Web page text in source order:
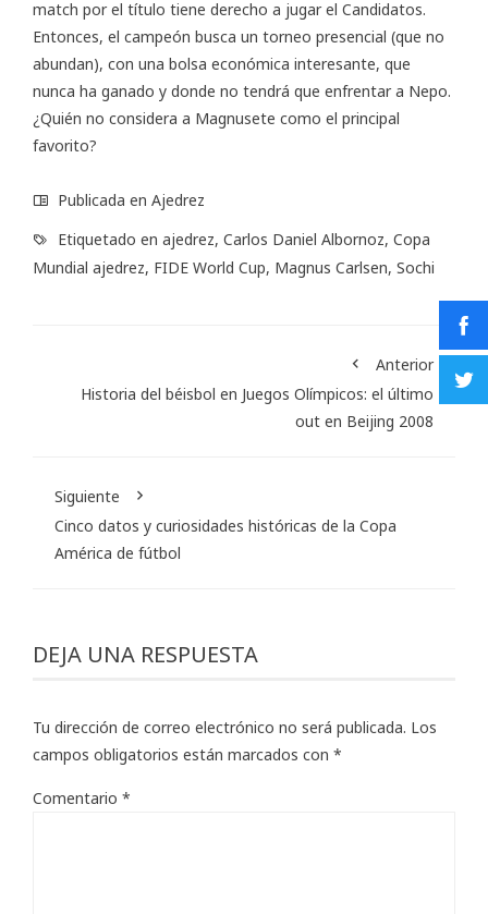
match por el título tiene derecho a jugar el Candidatos.
Entonces, el campeón busca un torneo presencial (que no
abundan), con una bolsa económica interesante, que
nunca ha ganado y donde no tendrá que enfrentar a Nepo.
¿Quién no considera a Magnusete como el principal
favorito?
Publicada en Ajedrez
Etiquetado en ajedrez, Carlos Daniel Albornoz, Copa
Mundial ajedrez, FIDE World Cup, Magnus Carlsen, Sochi
Anterior
Historia del béisbol en Juegos Olímpicos: el último
out en Beijing 2008
Siguiente
Cinco datos y curiosidades históricas de la Copa
América de fútbol
DEJA UNA RESPUESTA
Tu dirección de correo electrónico no será publicada. Los
campos obligatorios están marcados con *
Comentario *